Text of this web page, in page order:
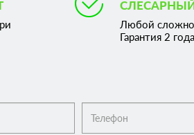
Любой
Гарантия 2 года